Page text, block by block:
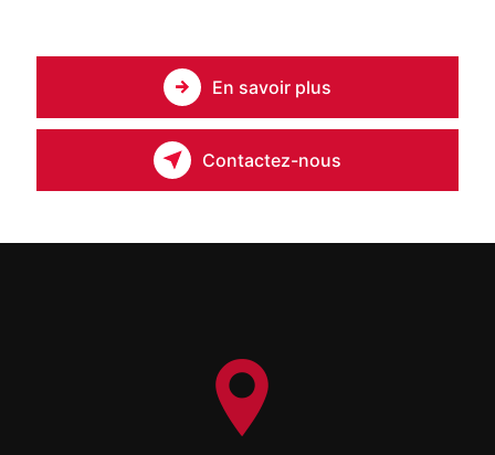
En savoir plus
Contactez-nous